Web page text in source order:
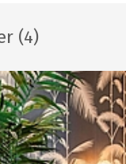
(4)